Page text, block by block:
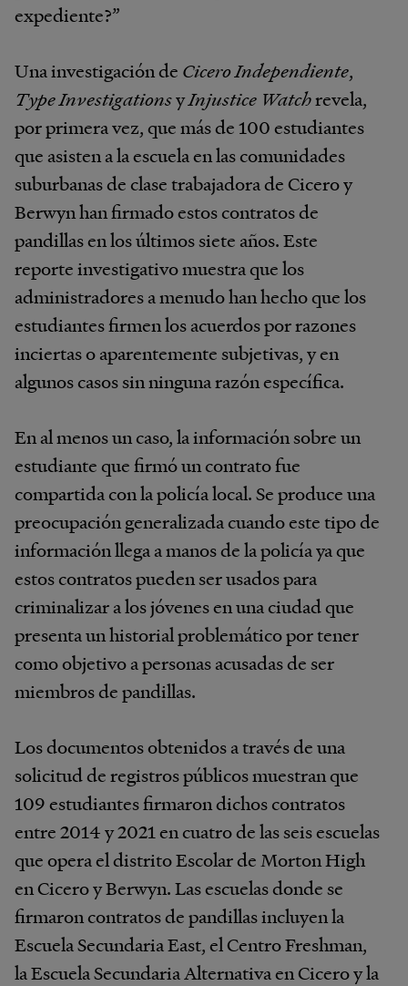
expediente?”
Una investigación de Cicero Independiente,
Type InvestigationsyInjustice Watchrevela,
por primera vez, que más de 100 estudiantes
que asisten a la escuela en las comunidades
suburbanas de clase trabajadora de Cicero y
Berwyn han firmado estos contratos de
pandillas en los últimos siete años. Este
reporte investigativo muestra que los
administradores a menudo han hecho que los
estudiantes firmen los acuerdos por razones
inciertas o aparentemente subjetivas, y en
algunos casos sin ninguna razón específica.
En al menos un caso, la información sobre un
estudiante que firmó un contrato fue
compartida con la policía local. Se produce una
preocupación generalizada cuando este tipo de
información llega a manos de la policía ya que
estos contratos pueden ser usados para
criminalizar a los jóvenes en una ciudad que
presenta un historial problemático por tener
como objetivo a personas acusadas de ser
miembros de pandillas.
Los documentos obtenidos a través de una
solicitud de registros públicos muestran que
109 estudiantes firmaron dichos contratos
entre 2014 y 2021 en cuatro de las seis escuelas
que opera el distrito Escolar de Morton High
en Cicero y Berwyn. Las escuelas donde se
firmaron contratos de pandillas incluyen la
Escuela Secundaria East, el Centro Freshman,
la Escuela Secundaria Alternativa en Cicero y la